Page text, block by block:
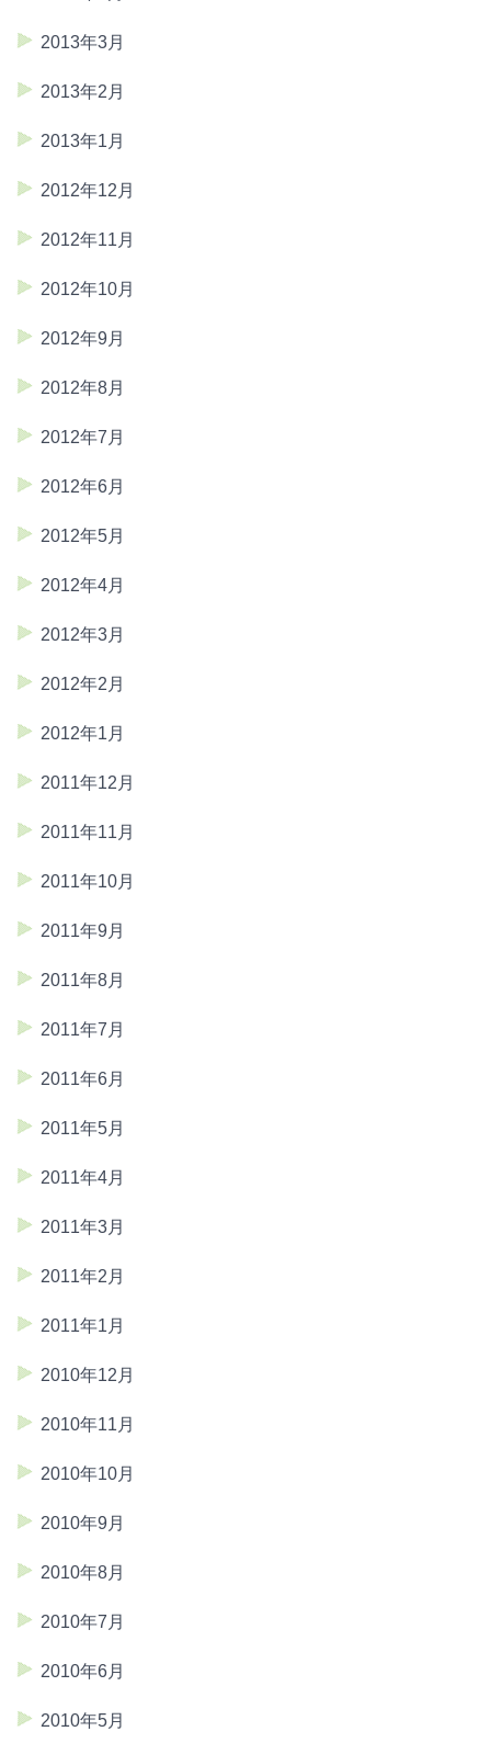
2013年3月
2013年2月
2013年1月
2012年12月
2012年11月
2012年10月
2012年9月
2012年8月
2012年7月
2012年6月
2012年5月
2012年4月
2012年3月
2012年2月
2012年1月
2011年12月
2011年11月
2011年10月
2011年9月
2011年8月
2011年7月
2011年6月
2011年5月
2011年4月
2011年3月
2011年2月
2011年1月
2010年12月
2010年11月
2010年10月
2010年9月
2010年8月
2010年7月
2010年6月
2010年5月